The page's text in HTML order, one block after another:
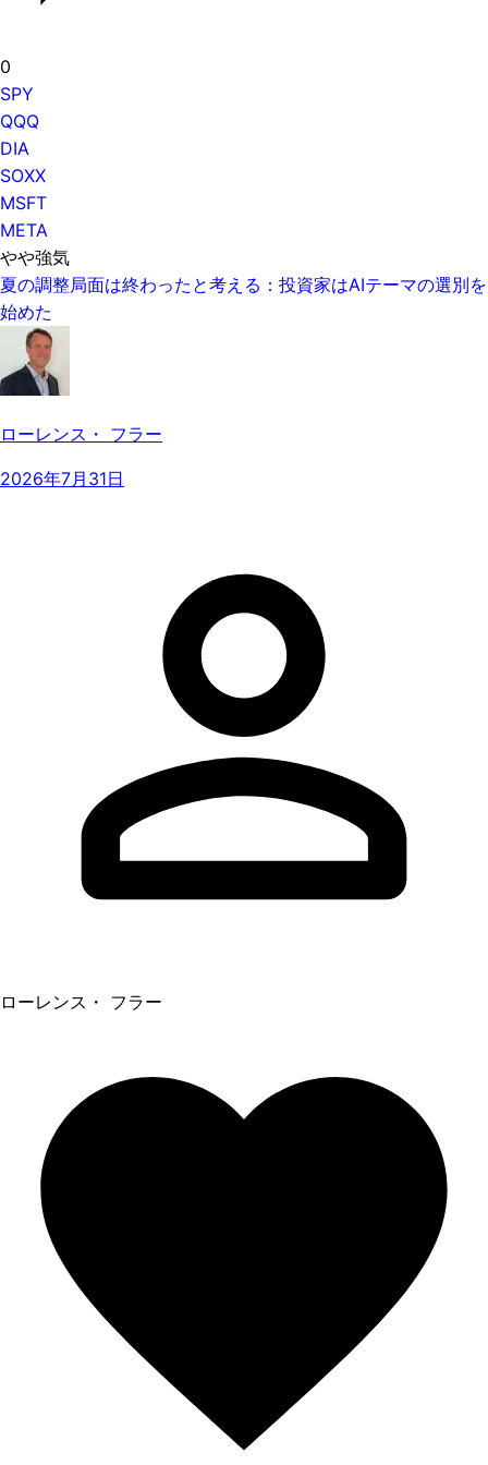
0
SPY
QQQ
DIA
SOXX
MSFT
META
やや強気
夏の調整局面は終わったと考える：投資家はAIテーマの選別を
始めた
ローレンス・ フラー
2026年7月31日
ローレンス・ フラー